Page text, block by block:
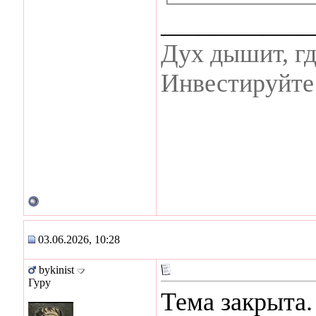
Дух дышит,
03.06.2026, 10:28
bykinist
Гуру
Тема закрыта.